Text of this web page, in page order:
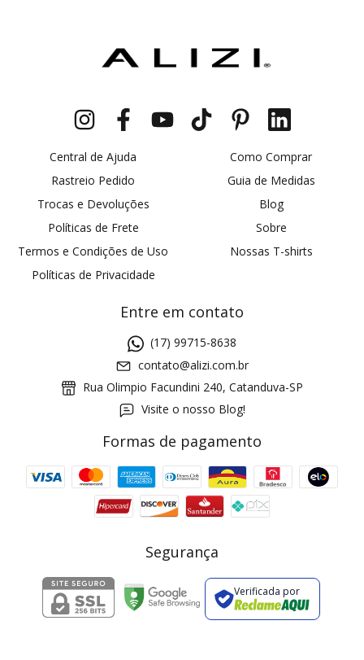
Central de Ajuda
Rastreio Pedido
Trocas e Devoluções
Políticas de Frete
Termos e Condições de Uso
Políticas de Privacidade
Como Comprar
Guia de Medidas
Blog
Sobre
Nossas T-shirts
Entre em contato
(17) 99715-8638
contato@alizi.com.br
Rua Olimpio Facundini 240, Catanduva-SP
Visite o nosso Blog!
Formas de pagamento
Segurança
Verificada por
Cupom 1a compra: GANHE5
2 pecas 7% OFF